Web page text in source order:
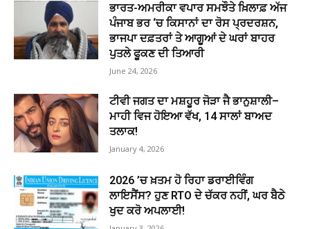
ਭਾਰਤ-ਅਮਰੀਕਾ ਵਪਾਰ ਸਮਝੌਤੇ ਖ਼ਿਲਾਫ਼ ਅੱਜ
ਪੰਜਾਬ ਭਰ ‘ਚ ਕਿਸਾਨਾਂ ਦਾ ਰੋਸ ਪ੍ਰਦਰਸ਼ਨ,
ਭਾਜਪਾ ਦਫ਼ਤਰਾਂ ਤੇ ਆਗੂਆਂ ਦੇ ਘਰਾਂ ਬਾਹਰ
ਪੁਤਲੇ ਫੂਕਣ ਦੀ ਤਿਆਰੀ
June 24, 2026
ਟੀਵੀ ਜਗਤ ਦਾ ਮਸ਼ਹੂਰ ਜੋੜਾ ਜੈ ਭਾਨੁਸ਼ਾਲੀ–
ਮਾਹੀ ਵਿਜ ਹੋਇਆ ਵੱਖ, 14 ਸਾਲਾਂ ਬਾਅਦ
ਤਲਾਕ!
January 4, 2026
2026 ’ਚ ਖ਼ਤਮ ਹੋ ਰਿਹਾ ਡਰਾਈਵਿੰਗ
ਲਾਇਸੈਂਸ? ਹੁਣ RTO ਦੇ ਚੱਕਰ ਨਹੀਂ, ਘਰ ਬੈਠੇ
ਖੁਦ ਕਰੋ ਅਪਲਾਈ!